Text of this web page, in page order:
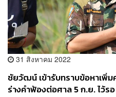
31 สิงหาคม 2022
ชัยวัฒน์ เข้ารับทราบข้อหาเพิ่ม
ร่างคำฟ้องต่อศาล 5 ก.ย. ไว้ร